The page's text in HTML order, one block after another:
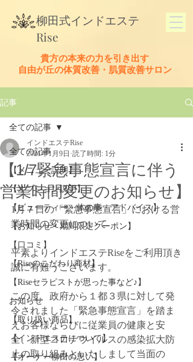
貴方の本来の力を引き出す
​自由が丘の体質改善・肌質改善サロン
​柳田式インドエステ
Rise
記事
全ての記事
【メニュー説明】
【オプション説明】
【ビューティー・体の事・アドバイス】
【お知らせ・期間限定クーポン】
【口コミ】
【Riseのこだわり商材】
【Riseセラピストが思った事など♪】
お知らせ
【取り扱い商品】
【インドエステについて】
【オーナー柳田の思い】
全ての記事
【1/7緊急事態宣言に伴う
営業時間変更のお知らせ】
インドエステRise
2021年1月9日 読了時間: 1分
1月７日の「緊急事態宣言」における営
業時間の変更について
平素よりインドエステRiseをご利用頂き
誠に有難うございます。
この度、政府から１都３県に対して発
令されました「緊急事態宣言」を踏ま
えお客様ならびに従業員の健康と安
全、新型コロナウイルスの感染拡大防
止の取り組みといたしまして当面の